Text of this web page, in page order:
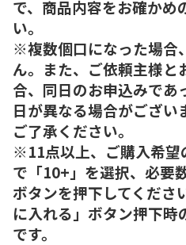
で、商品内容をお確かめ
い。
※複数個口になった場合
ん。また、ご依頼主様と
合、同日のお申込みであ
日が異なる場合がござい
ご了承ください。
※11点以上、ご購入希望
で「10+」を選択、必要
ボタンを押下してくださ
に入れる」ボタン押下
です。